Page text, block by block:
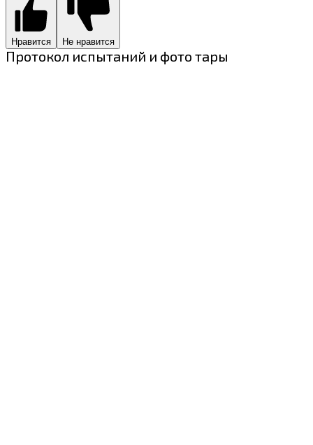
Нравится Не нравится
Протокол испытаний и фото тары